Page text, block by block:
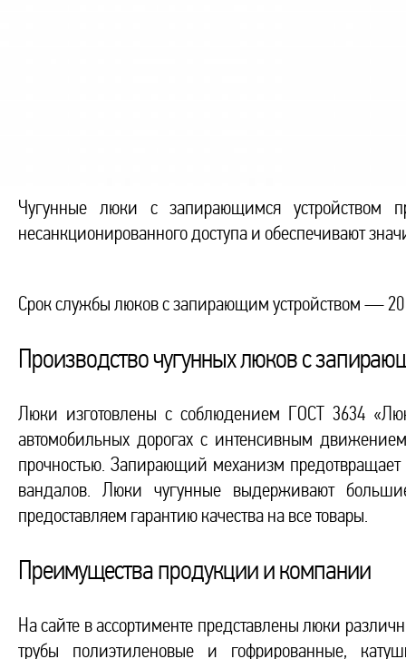
Чугунные люки с запирающимся устройством
несанкционированного доступа и обеспечивают
Срок службы люков с запирающим устройством — 20
Производство чугунных люков с
Люки изготовлены с соблюдением ГОСТ 3634
автомобильных дорогах с интенсивным
прочностью. Запирающий механизм
вандалов. Люки чугунные выдерживают
предоставляем гарантию качества на все товары.
Преимущества продукции и компании
На сайте в ассортименте представлены люки
трубы полиэтиленовые и гофрированные,